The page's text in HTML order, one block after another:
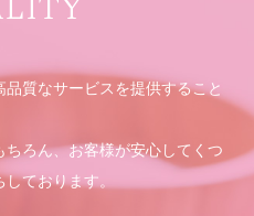
質なサービスを提供すること
ろん、お客様が安心してくつ
ております。